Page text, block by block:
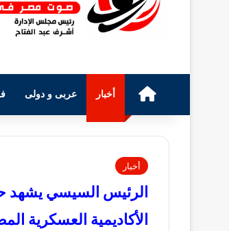
الرئيسيةأخبار عربى و دولى
أخبار
الرئيس السيسي يشهد
الأكاديمية العسكرية